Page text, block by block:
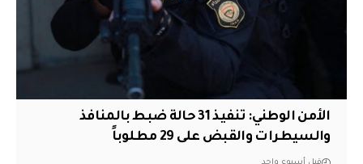
الأمن الوطني: تنفيذ 31 حالة ضبط بالمنافذ
والسيطرات والقبض على 29 مطلوباً